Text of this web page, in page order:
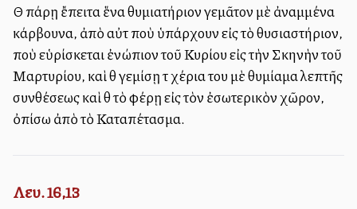
Θὰ πάρῃ ἔπειτα ἕνα θυμιατήριον γεμᾶτον μὲ ἀναμμένα
κάρβουνα, ἀπὸ αὐτὰ ποὺ ὑπάρχουν εἰς τὸ θυσιαστήριον,
ποὺ εὑρίσκεται ἐνώπιον τοῦ Κυρίου εἰς τὴν Σκηνὴν τοῦ
Μαρτυρίου, καὶ θὰ γεμίσῃ τὰ χέρια του μὲ θυμίαμα λεπτῆς
συνθέσεως καὶ θὰ τὸ φέρῃ εἰς τὸν ἐσωτερικὸν χῶρον,
ὀπίσω ἀπὸ τὸ Καταπέτασμα.
Λευ. 16,13